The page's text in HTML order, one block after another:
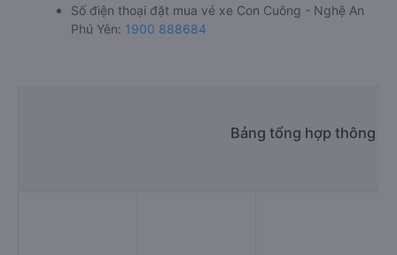
Số điện thoại đặt mua vé xe Con Cuông - Nghệ An
Phú Yên: 1900 888684
Bảng tổng hợp thông